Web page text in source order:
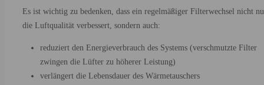
Es ist wichtig zu bedenken, dass ein regelmäßiger Filterwechsel nicht
die Luftqualität verbessert, sondern auch:
reduziert den Energieverbrauch des Systems (verschmutzte Filter
zwingen die Lüfter zu höherer Leistung)
verlängert die Lebensdauer des Wärmetauschers